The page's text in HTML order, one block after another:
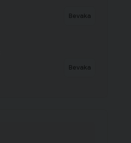
Bevaka
Bevaka